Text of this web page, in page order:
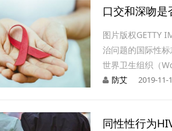
口交和深吻
图片版权GETTY
治问题的国际性
世界卫生组织（
防艾 2019-11-
同性性行为